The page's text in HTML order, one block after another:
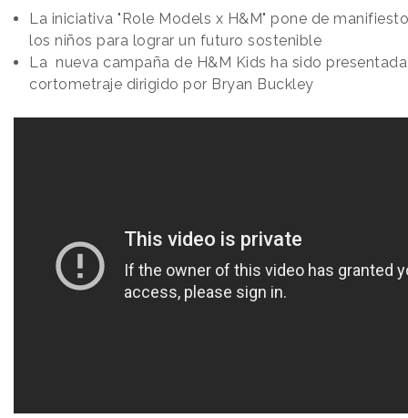
La iniciativa "Role Models x H&M" pone de
los niños para lograr un futuro sostenible
La nueva campaña de H&M Kids ha sido
cortometraje dirigido por Bryan Buckley